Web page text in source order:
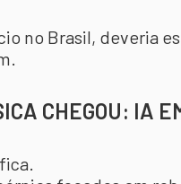
no Brasil, deveria
CHEGOU: IA